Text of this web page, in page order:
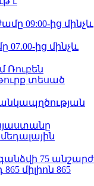
09:00-ից մինչև
07.00-ից մինչև
տեսած
75 անշարժ
միլիոն 865